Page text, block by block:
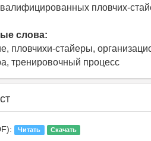
пловчих-
слова:
пловчихи-стайеры,
тренировочный процесс
Читать Скачать